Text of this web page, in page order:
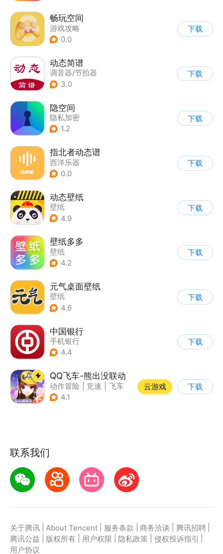
畅玩空间
游戏攻略
0.0
下载
动态简谱
调音器/节拍器
3.0
下载
隐空间
隐私加密
1.2
下载
指北者动态谱
西洋乐器
0.0
下载
动态壁纸
壁纸
4.9
下载
壁纸多多
壁纸
4.2
下载
元气桌面壁纸
壁纸
4.6
下载
中国银行
手机银行
4.4
下载
QQ飞车-熊出没联动
动作冒险 竞速
飞车
| 漂移
4.1
云游戏 下载
联系我们
关于腾讯 About Tencent 服务条款 商务洽谈 腾讯招聘
腾讯公益
版权所有 用户权限 隐私政策 侵权投诉指引
用户协议